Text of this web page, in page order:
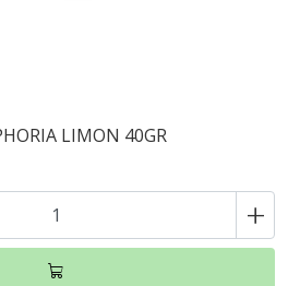
LIMON 40GR
+